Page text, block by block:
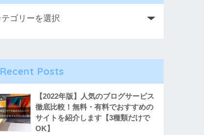
Recent Posts
【2022年版】人気のブログサービス
徹底比較！無料・有料でおすすめの
サイトを紹介します【3種類だけで
OK】